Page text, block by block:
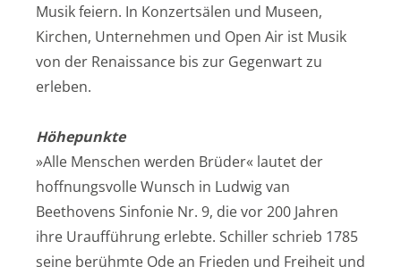
Musik feiern. In Konzertsälen und Museen,
Kirchen, Unternehmen und Open Air ist Musik
von der Renaissance bis zur Gegenwart zu
erleben.
Höhepunkte
»Alle Menschen werden Brüder« lautet der
hoffnungsvolle Wunsch in Ludwig van
Beethovens Sinfonie Nr. 9, die vor 200 Jahren
ihre Uraufführung erlebte. Schiller schrieb 1785
seine berühmte Ode an Frieden und Freiheit und